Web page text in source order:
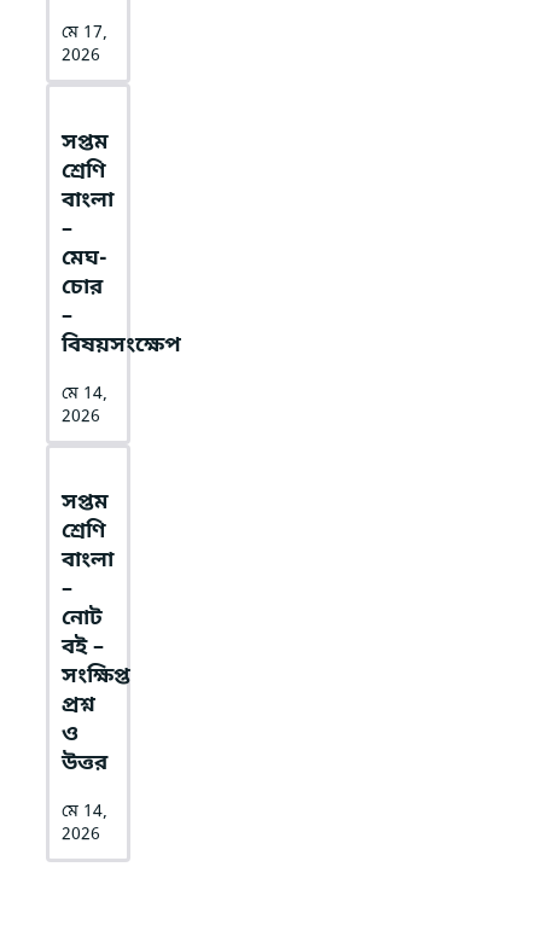
মে 17,
2026
সপ্তম
শ্রেণি
বাংলা
–
মেঘ-
চোর
–
বিষয়সংক্ষেপ
মে 14,
2026
সপ্তম
শ্রেণি
বাংলা
–
নোট
বই –
সংক্ষিপ্ত
প্রশ্ন
ও
উত্তর
মে 14,
2026